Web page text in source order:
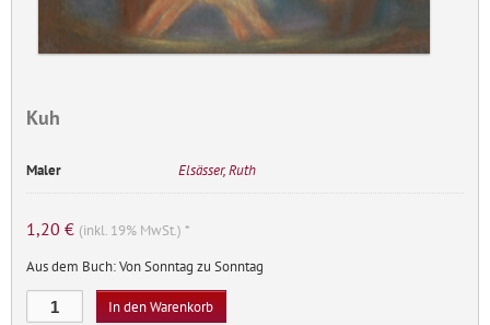
Kuh
Maler Elsässer, Ruth
1,20 € (inkl. 19% MwSt.) *
Aus dem Buch: Von Sonntag zu Sonntag
In den Warenkorb